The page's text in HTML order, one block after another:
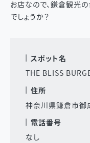
お店なので、鎌倉観光
でしょうか？
スポット名
THE BLISS
住所
神奈川県鎌倉市御
電話番号
なし